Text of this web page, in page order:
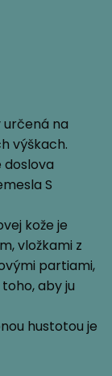
na
výškach.
doslova
S
kože je
vložkami z
partiami,
aby ju
hustotou je